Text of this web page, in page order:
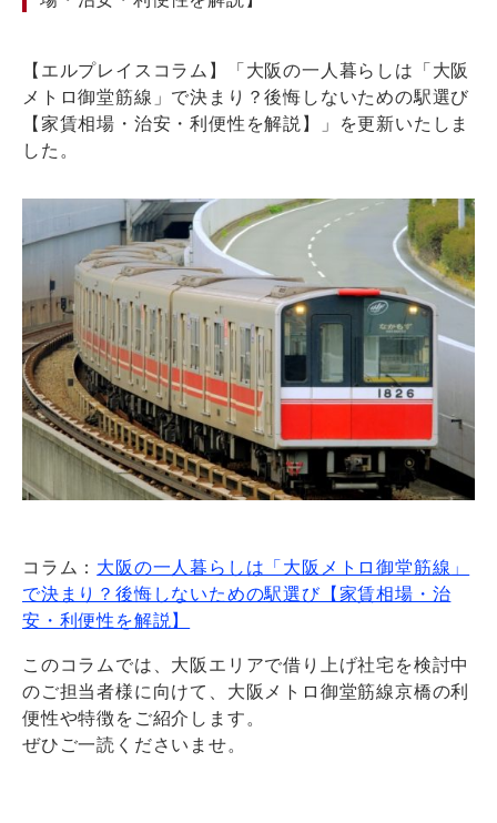
【エルプレイスコラム】「大阪の一人暮らしは「大阪
メトロ御堂筋線」で決まり？後悔しないための駅選び
【家賃相場・治安・利便性を解説】」を更新いたしま
した。
コラム： 大阪の一人暮らしは「大阪メトロ御堂筋線」
で決まり？後悔しないための駅選び【家賃相場・治
安・利便性を解説】
このコラムでは、大阪エリアで借り上げ社宅を検討中
のご担当者様に向けて、大阪メトロ御堂筋線京橋の利
便性や特徴をご紹介します。
ぜひご一読くださいませ。